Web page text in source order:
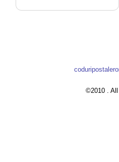
©2010 . All